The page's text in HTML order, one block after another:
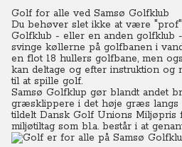
Golf for alle ved Samsø Golfklub
Du behøver slet ikke at være
Golfklub - eller en anden golfklub
svinge køllerne på golfbanen i
en flot 18 hullers golfbane, men
kan deltage og efter instruktion og
til at spille golf.
Samsø Golfklup gør blandt andet
græsklippere i det høje græs langs
tildelt Dansk Golf Unions Miljøpris
miljøtiltag som bl.a. består i at